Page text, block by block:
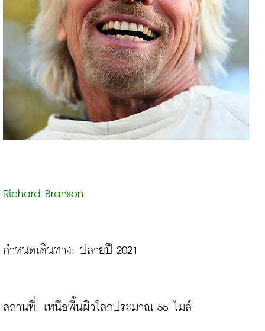
Richard Branson
กำหนดเดินทาง: ปลายปี 2021
สถานที่: เหนือพื้นผิวโลกประมาณ 55 ไมล์